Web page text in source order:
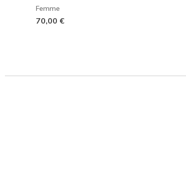
Femme
70,00 €